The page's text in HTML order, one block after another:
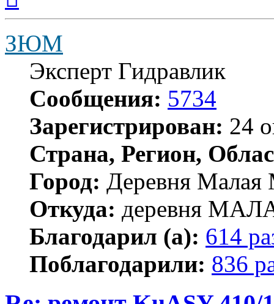
началу
ЗЮМ
Эксперт Гидравлик
Сообщения: 5734
Зарегистрирован: 24
Страна, Регион,
Город: Деревня Малая
Откуда: деревня
Благодарил (а): 614
Поблагодарили: 836